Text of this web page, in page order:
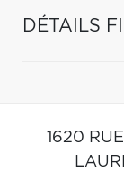
DÉTAILS
1620